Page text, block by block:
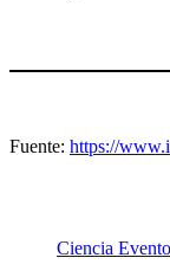
Fuente: https://
Ciencia Evento